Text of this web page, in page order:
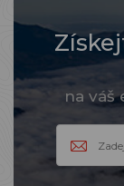
na váš